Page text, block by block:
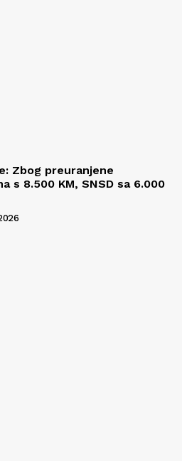
Zbog preuranjene
s 8.500 KM, SNSD sa 6.000